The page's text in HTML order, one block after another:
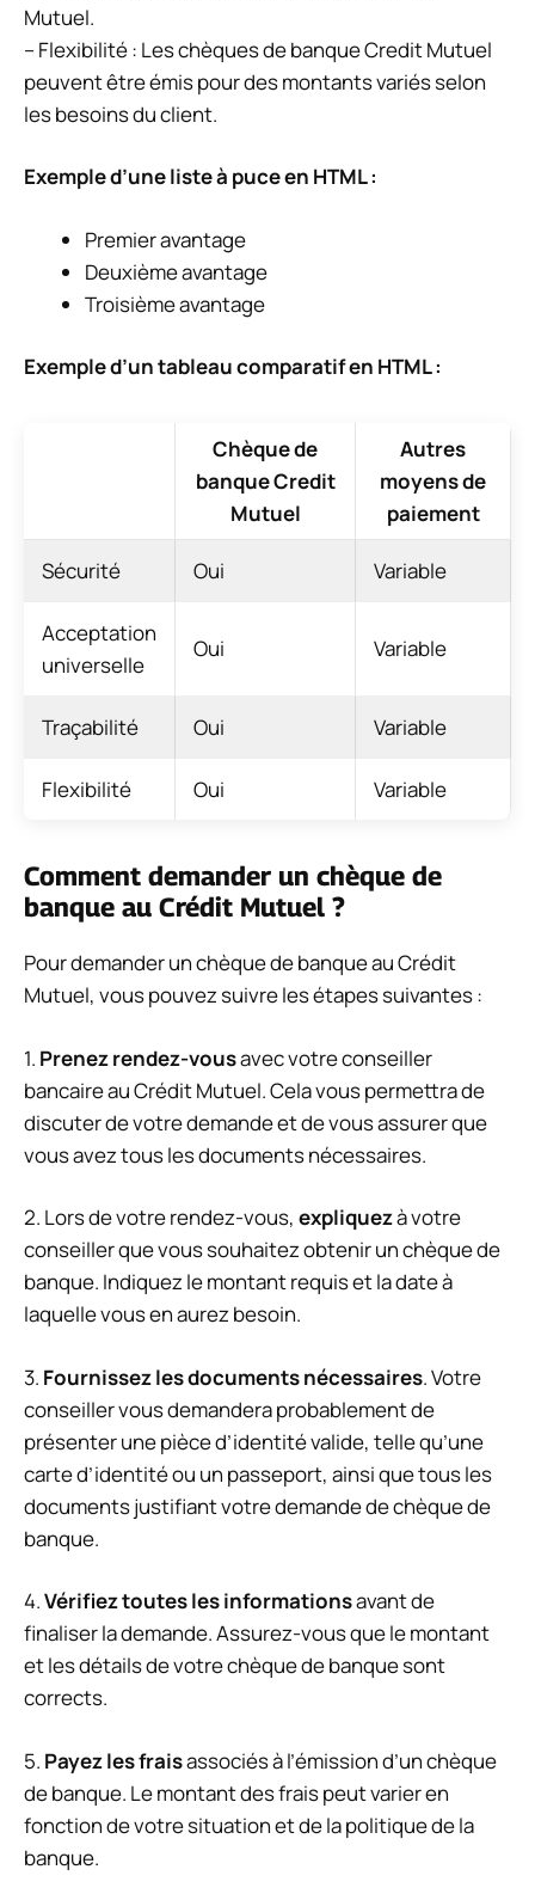
Mutuel.
– Flexibilité : Les chèques de banque Credit Mutuel
peuvent être émis pour des montants variés selon
les besoins du client.
Exemple d’une liste à puce en HTML :
Premier avantage
Deuxième avantage
Troisième avantage
Exemple d’un tableau comparatif en HTML :
Chèque de
banque Credit
Mutuel
Autres
moyens de
paiement
Sécurité Oui Variable
Acceptation
universelle
Oui Variable
Traçabilité Oui Variable
Flexibilité Oui Variable
Comment demander un chèque de
banque au Crédit Mutuel ?
Pour demander un chèque de banque au Crédit
Mutuel, vous pouvez suivre les étapes suivantes :
1. Prenez rendez-vousavec votre conseiller
bancaire au Crédit Mutuel. Cela vous permettra de
discuter de votre demande et de vous assurer que
vous avez tous les documents nécessaires.
2. Lors de votre rendez-vous, expliquezà votre
conseiller que vous souhaitez obtenir un chèque de
banque. Indiquez le montant requis et la date à
laquelle vous en aurez besoin.
3. Fournissez les documents nécessaires. Votre
conseiller vous demandera probablement de
présenter une pièce d’identité valide, telle qu’une
carte d’identité ou un passeport, ainsi que tous les
documents justifiant votre demande de chèque de
banque.
4.Vérifiez toutes les informationsavant de
finaliser la demande. Assurez-vous que le montant
et les détails de votre chèque de banque sont
corrects.
5. Payez les fraisassociés à l’émission d’un chèque
de banque. Le montant des frais peut varier en
fonction de votre situation et de la politique de la
banque.